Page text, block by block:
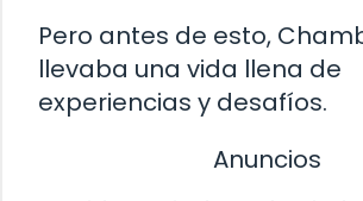
Pero antes de esto,
llevaba una vida llena de
experiencias y desafíos.
Anuncios